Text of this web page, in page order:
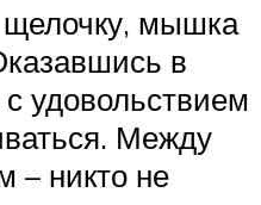
мышка
в
удовольствием
Между
– никто не